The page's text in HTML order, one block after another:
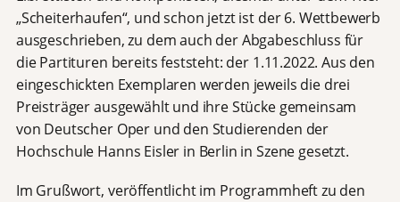
„Scheiterhaufen“, und schon jetzt ist der 6. Wettbewerb
ausgeschrieben, zu dem auch der Abgabeschluss für
die Partituren bereits feststeht: der 1.11.2022. Aus den
eingeschickten Exemplaren werden jeweils die drei
Preisträger ausgewählt und ihre Stücke gemeinsam
von Deutscher Oper und den Studierenden der
Hochschule Hanns Eisler in Berlin in Szene gesetzt.
Im Grußwort, veröffentlicht im Programmheft zu den